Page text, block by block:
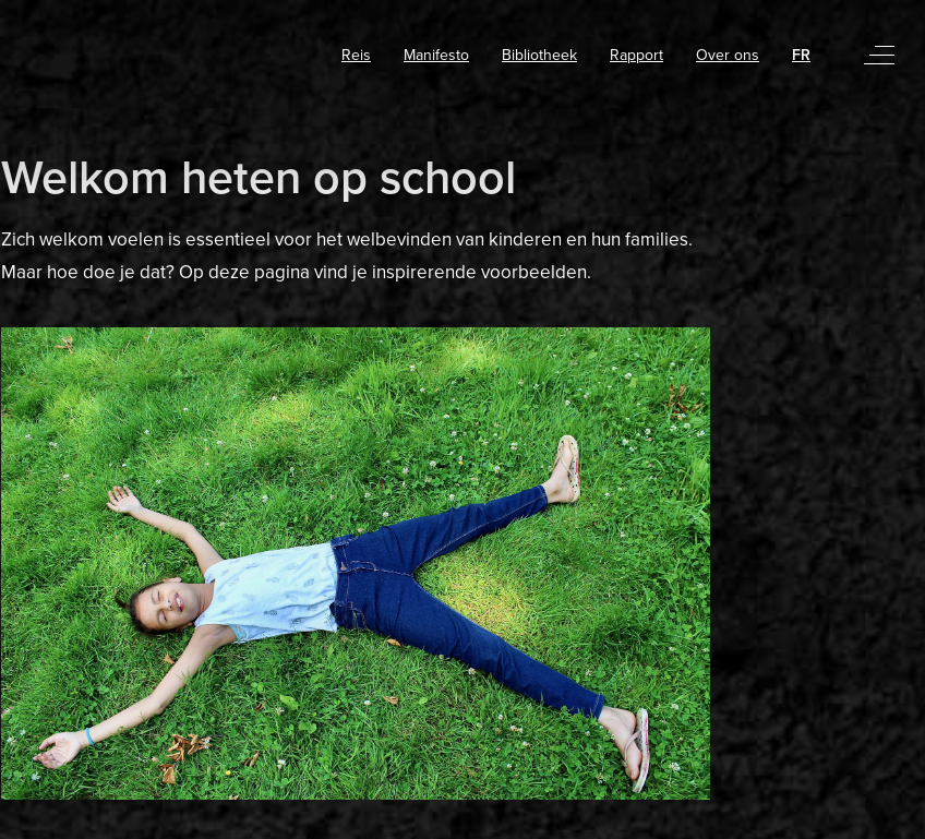
Reis Manifesto Bibliotheek Rapport Over ons FR
Welkom heten op school
Zich welkom voelen is essentieel voor het welbevinden van kinderen en hun families.
Maar hoe doe je dat? Op deze pagina vind je inspirerende voorbeelden.